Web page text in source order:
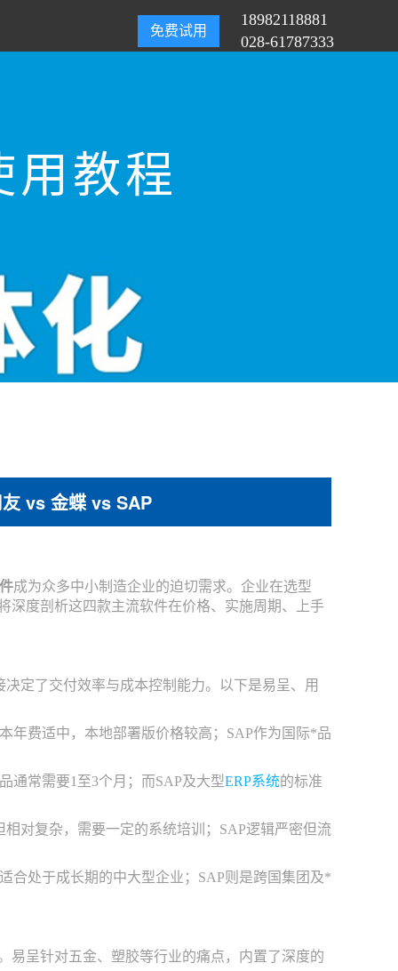
免费试用
18982118881
028-61787333
用教程
vs 金蝶 vs SAP
成为众多中小制造企业的迫切需求。企业在选型
深度剖析这四款主流软件在价格、实施周期、上手
定了交付效率与成本控制能力。以下是易呈、用
年费适中，本地部署版价格较高；SAP作为国际*品
通常需要1至3个月；而SAP及大型ERP系统的标准
对复杂，需要一定的系统培训；SAP逻辑严密但流
合处于成长期的中大型企业；SAP则是跨国集团及*
易呈针对五金、塑胶等行业的痛点，内置了深度的